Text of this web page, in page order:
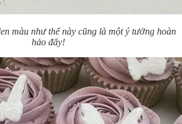
màu như thế này cũng là một ý tưởng hoàn
hảo đấy!